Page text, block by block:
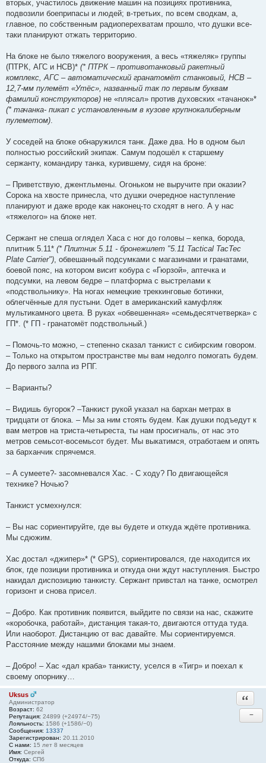
вторых, участилось движение машин на позициях противника,
подвозили боеприпасы и людей; в-третьих, по всем сводкам, а,
главное, по собственным радиоперехватам прошло, что душки все-
таки планируют отжать территорию.
На блоке не было тяжелого вооружения, а весь «тяжеляк» группы
(ПТРК, АГС и НСВ)* (* ПТРК – противотанковый ракетный
комплекс, АГС – автоматический гранатомёт станковый, НСВ –
12,7-мм пулемёт «Утёс», названный так по первым буквам
фамилий конструкторов) не «плясал» против духовских «тачанок»*
(* тачанка- пикап с установленным в кузове крупнокалиберным
пулеметом)
У соседей на блоке обнаружился танк. Даже два. Но в одном был
полностью российский экипаж. Самум подошёл к старшему
сержанту, командиру танка, курившему, сидя на броне:
– Приветствую, джентльмены. Огоньком не выручите при оказии?
Сорока на хвосте принесла, что душки очередное наступление
планируют и даже вроде как наконец-то сходят в него. А у нас
«тяжелого» на блоке нет.
Сержант не спеша оглядел Хаса с ног до головы – кепка, борода,
плитник 5.11* (* Плитник 5.11 - бронежилет "5.11 Tactical TacTec
Plate Carrier") , обвешанный подсумками с магазинами и гранатами,
боевой пояс, на котором висит кобура с «Гюрзой», аптечка и
подсумки, на левом бедре – платформа с выстрелами к
«подствольнику». На ногах немецкие треккинговые ботинки,
облегчённые для пустыни. Одет в американский камуфляж
мультикамного цвета. В руках «обвешенная» «семьдесятчетверка» с
ГП*. (* ГП - гранатомёт подствольный.)
– Помочь-то можно, – степенно сказал танкист с сибирским говором.
– Только на открытом пространстве мы вам недолго помогать будем.
До первого залпа из РПГ.
– Варианты?
– Видишь бугорок? –Танкист рукой указал на бархан метрах в
тридцати от блока. – Мы за ним стоять будем. Как душки подъедут к
вам метров на триста-четыреста, ты нам просигналь, от нас это
метров семьсот-восемьсот будет. Мы выкатимся, отработаем и опять
за барханчик спрячемся.
– А сумеете?- засомневался Хас. - С ходу? По двигающейся
технике? Ночью?
Танкист усмехнулся:
– Вы нас сориентируйте, где вы будете и откуда ждёте противника.
Мы сдюжим.
Хас достал «джипер»* (* GPS), сориентировался, где находится их
блок, где позиции противника и откуда они ждут наступления. Быстро
накидал диспозицию танкисту. Сержант привстал на танке, осмотрел
горизонт и снова присел.
– Добро. Как противник появится, выйдите по связи на нас, скажите
«коробочка, работай», дистанция такая-то, двигаются оттуда туда.
Или наоборот. Дистанцию от вас давайте. Мы сориентируемся.
Расстояние между нашими блоками мы знаем.
– Добро! – Хас «дал краба» танкисту, уселся в «Тигр» и поехал к
своему опорнику…
Uksus
Администратор
Возраст: 62
Репутация: 24899 (+24974/−75)
Лояльность: 1586 (+1586/−0)
Сообщения: 13337
Зарегистрирован: 20.11.2010
С нами: 15 лет 8 месяцев
Имя: Сергей
Откуда: СПб
−